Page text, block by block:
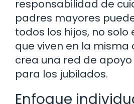
responsabilidad de
padres mayores
todos los hijos, no solo
que viven en la misma
crea una red de
para los jubilados.
Enfoque